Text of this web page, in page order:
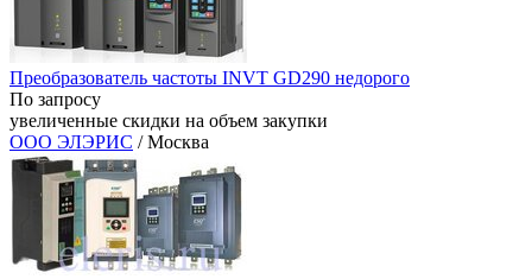
Преобразователь частоты INVT GD290 недорого
По запросу
увеличенные скидки на объем закупки
ООО ЭЛЭРИС / Москва